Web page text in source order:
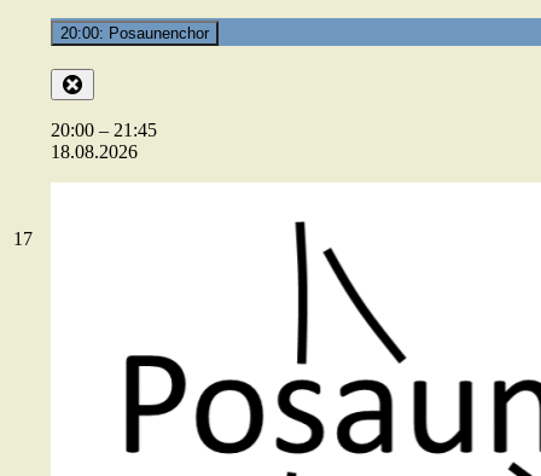
1717.08.2026
20:00: Posaunenchor
20:00 – 21:45
18.08.2026